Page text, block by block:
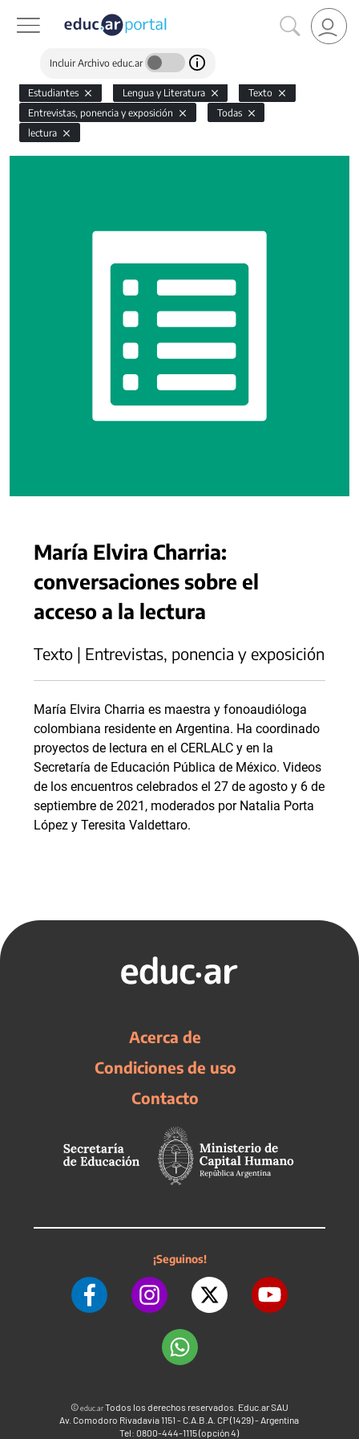
Incluir Archivo educ.ar
Estudiantes Lengua y Literatura
Texto
Entrevistas, ponencia y exposición
Todas
lectura
María Elvira Charria:
conversaciones sobre el
acceso a la lectura
Texto | Entrevistas, ponencia y exposición
María Elvira Charria es maestra y fonoaudióloga
colombiana residente en Argentina. Ha coordinado
proyectos de lectura en el CERLALC y en la
Secretaría de Educación Pública de México. Videos
de los encuentros celebrados el 27 de agosto y 6 de
septiembre de 2021, moderados por Natalia Porta
López y Teresita Valdettaro.
Acerca de
Condiciones de uso
Contacto
¡Seguinos!
©educ.arTodos los derechos reservados. Educ.ar SAU
Av. Comodoro Rivadavia 1151 - C.A.B.A. CP (1429) - Argentina
Tel: 0800-444-1115 (opción 4)